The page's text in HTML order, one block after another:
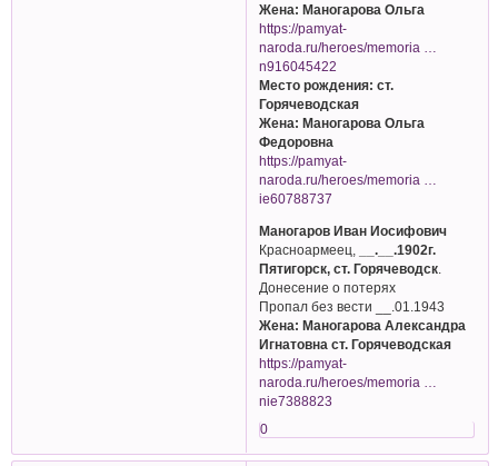
Жена: Маногарова Ольга
https://pamyat-
naroda.ru/heroes/memoria …
n916045422
Место рождения: ст.
Горячеводская
Жена: Маногарова Ольга
Федоровна
https://pamyat-
naroda.ru/heroes/memoria …
ie60788737
Маногаров Иван Иосифович
Красноармеец,
__.__.1902г.
Пятигорск, ст. Горячеводск
Донесение о потерях
Пропал без вести __.01.1943
Жена: Маногарова Александра
Игнатовна ст. Горячеводская
https://pamyat-
naroda.ru/heroes/memoria …
nie7388823
0